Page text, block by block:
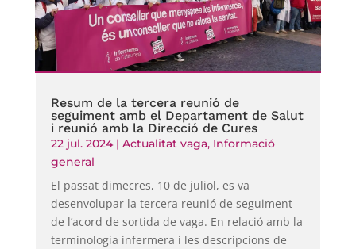
Resum de la tercera reunió de
seguiment amb el Departament de Salut
i reunió amb la Direcció de Cures
22 jul. 2024| Actualitat vaga, Informació
general
El passat dimecres, 10 de juliol, es va
desenvolupar la tercera reunió de seguiment
de l’acord de sortida de vaga. En relació amb la
terminologia infermera i les descripcions de